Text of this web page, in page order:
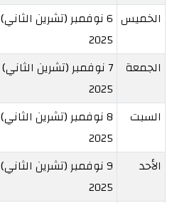
الخميس
6 نوفمبر (تشرين الثاني)
2025
الجمعة
7 نوفمبر (تشرين الثاني)
2025
السبت
8 نوفمبر (تشرين الثاني)
2025
الأحد
9 نوفمبر (تشرين الثاني)
2025